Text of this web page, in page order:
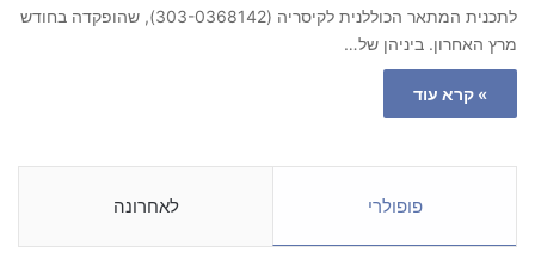
לתכנית המתאר הכוללנית לקיסריה (303-0368142), שהופקדה בחודש
מרץ האחרון. ביניהן של…
» קרא עוד
פופולרי לאחרונה